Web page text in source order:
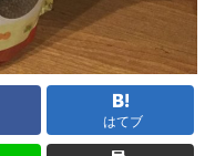
はてブ